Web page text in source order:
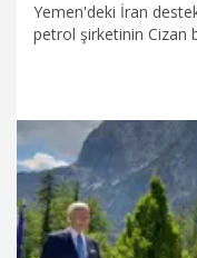
Yemen'deki İran
petrol şirketinin Cizan
9.08.2026 Dünya